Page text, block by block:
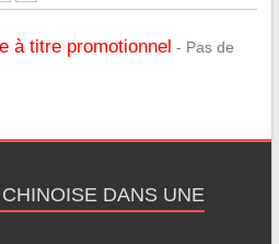
à titre promotionnel - Pas de
DANS UNE